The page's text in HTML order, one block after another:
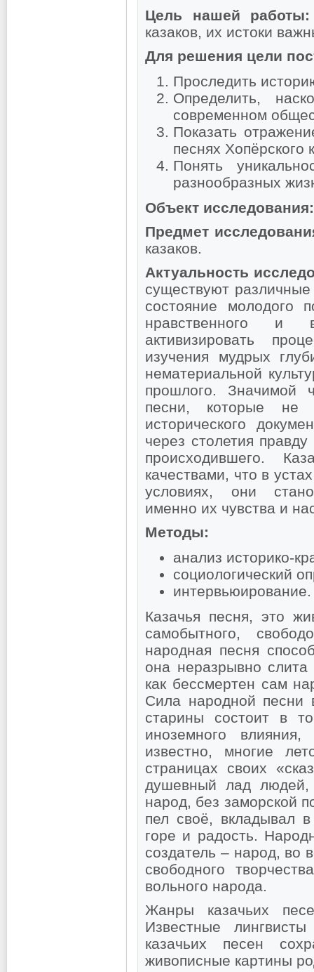
Цель нашей
казаков, их истоки
Для решения цели
Проследить
Определить,
современном
Показать
песнях Хопёрского
Понять
разнообразных
Объект исследования:
Предмет
казаков.
Актуальность
существуют
состояние молодого
нравственного и
активизировать
изучения мудрых
нематериальной
прошлого. Значимой
песни, которые не
исторического
через столетия
происходившего.
качествами, что в
условиях, они
именно их чувства и
Методы:
анализ историко-
социологический
интервьюирование.
Казачья песня, это
самобытного,
народная песня
она неразрывно
как бессмертен сам
Сила народной песни
старины состоит в
иноземного
известно, многие
страницах своих
душевный лад людей,
народ, без заморской
пел своё, вкладывал
горе и радость.
создатель – народ, во
свободного
вольного народа.
Жанры казачьих
Известные
казачьих песен
живописные картины